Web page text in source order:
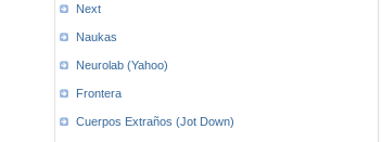
Next
Naukas
Neurolab (Yahoo)
Frontera
Cuerpos Extraños (Jot Down)